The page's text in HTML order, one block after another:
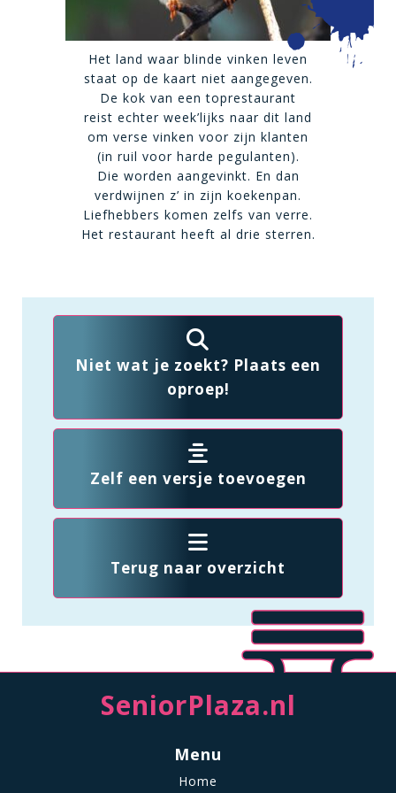
Het land waar blinde vinken leven
staat op de kaart niet aangegeven.
De kok van een toprestaurant
reist echter week’lijks naar dit land
om verse vinken voor zijn klanten
(in ruil voor harde pegulanten).
Die worden aangevinkt. En dan
verdwijnen z’ in zijn koekenpan.
Liefhebbers komen zelfs van verre.
Het restaurant heeft al drie sterren.
Niet wat je zoekt? Plaats een
oproep!
Zelf een versje toevoegen
Terug naar overzicht
SeniorPlaza.nl
Menu
Home